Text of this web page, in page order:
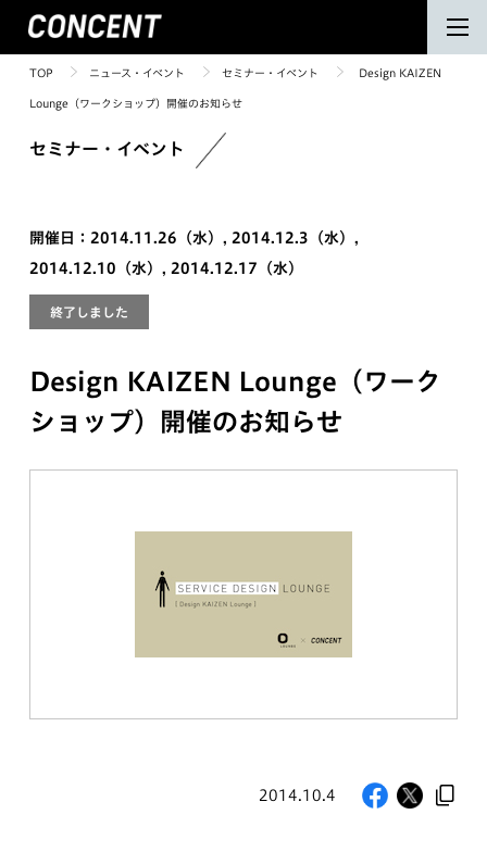
TOP ニュース・イベント セミナー・イベント Design KAIZEN
Lounge（ワークショップ）開催のお知らせ
セミナー・イベント
開催日：2014.11.26（水）, 2014.12.3（水）,
2014.12.10（水）, 2014.12.17（水）
終了しました
Design KAIZEN Lounge（ワーク
ショップ）開催のお知らせ
2014.10.4